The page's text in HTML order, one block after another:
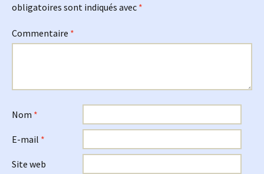
obligatoires sont indiqués avec *
Commentaire *
Nom *
E-mail *
Site web